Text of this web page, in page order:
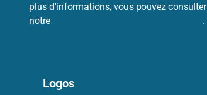
plus d'informations, vous pouvez consulter
notre
.
Logos